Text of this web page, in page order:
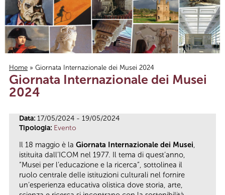
Tu sei qui
Home » Giornata Internazionale dei Musei 2024
Giornata Internazionale dei Musei
2024
Data: 17/05/2024 - 19/05/2024
Tipologia: Evento
Il 18 maggio è la Giornata Internazionale dei Musei,
istituita dall’ICOM nel 1977. Il tema di quest’anno,
“Musei per l’educazione e la ricerca”, sottolinea il
ruolo centrale delle istituzioni culturali nel fornire
un’esperienza educativa olistica dove storia, arte,